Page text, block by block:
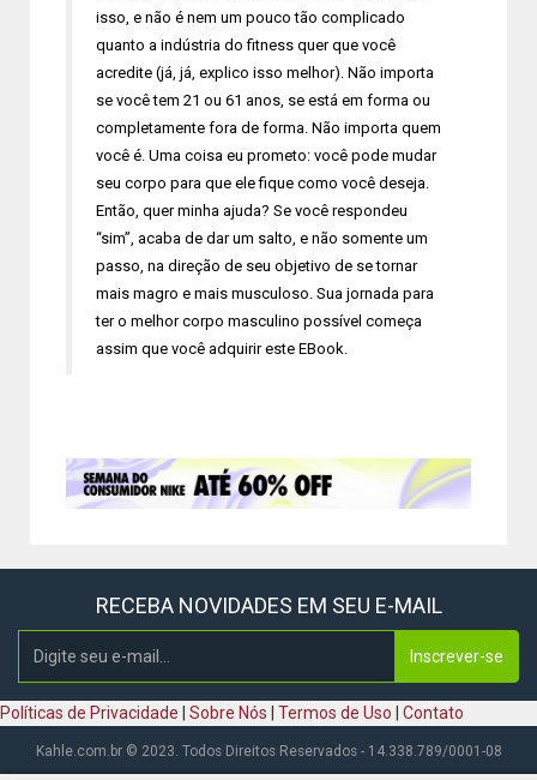
isso, e não é nem um pouco tão complicado
quanto a indústria do fitness quer que você
acredite (já, já, explico isso melhor). Não importa
se você tem 21 ou 61 anos, se está em forma ou
completamente fora de forma. Não importa quem
você é. Uma coisa eu prometo: você pode mudar
seu corpo para que ele fique como você deseja.
Então, quer minha ajuda? Se você respondeu
“sim”, acaba de dar um salto, e não somente um
passo, na direção de seu objetivo de se tornar
mais magro e mais musculoso. Sua jornada para
ter o melhor corpo masculino possível começa
assim que você adquirir este EBook.
RECEBA NOVIDADES EM SEU E-MAIL
Inscrever-se
Políticas de Privacidade Sobre Nós Termos de Uso Contato
Kahle.com.br © 2023. Todos Direitos Reservados - 14.338.789/0001-08